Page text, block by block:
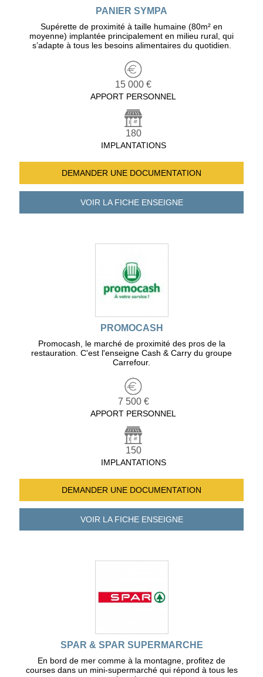
PANIER SYMPA
Supérette de proximité à taille humaine (80m² en
moyenne) implantée principalement en milieu rural, qui
s’adapte à tous les besoins alimentaires du quotidien.
15 000 €
APPORT PERSONNEL
180
IMPLANTATIONS
DEMANDER UNE DOCUMENTATION
VOIR LA FICHEENSEIGNE
PROMOCASH
Promocash, le marché de proximité des pros de la
restauration. C'est l'enseigne Cash & Carry du groupe
Carrefour.
7 500 €
APPORT PERSONNEL
150
IMPLANTATIONS
DEMANDER UNE DOCUMENTATION
VOIR LA FICHEENSEIGNE
SPAR & SPAR SUPERMARCHE
En bord de mer comme à la montagne, profitez de
courses dans un mini-supermarché qui répond à tous les